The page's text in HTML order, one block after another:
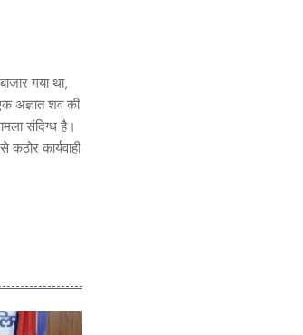
गया था,
अज्ञात शव की
संदिग्ध है।
कार्यवाही